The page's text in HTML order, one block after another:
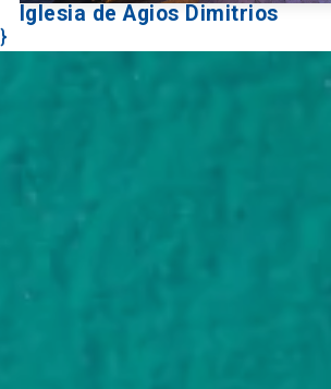
Iglesia de Agios Dimitrios
}